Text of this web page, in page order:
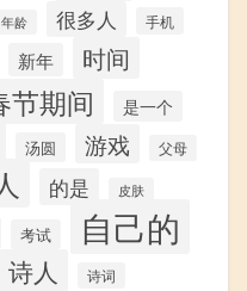
年龄 很多人 手机
新年 时间
节期间 是一个
汤圆 游戏 父母
的是 皮肤
考试 自己的
诗人 诗词